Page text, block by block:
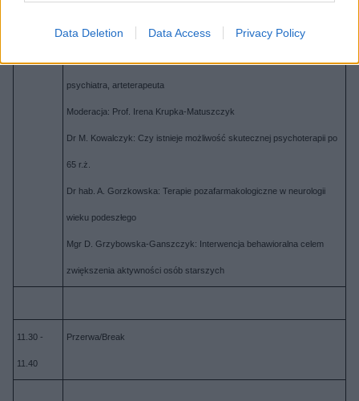
Data Deletion Data Access Privacy Policy
Sala/Room 1: Panel dyskusyjny: terapie pozafarmakologiczne w wieku
podeszłym
psychiatra, arteterapeuta
Moderacja: Prof. Irena Krupka-Matuszczyk
Dr M. Kowalczyk: Czy istnieje możliwość skutecznej psychoterapii po
65 r.ż.
Dr hab. A. Gorzkowska: Terapie pozafarmakologiczne w neurologii
wieku podeszłego
Mgr D. Grzybowska-Ganszczyk: Interwencja behawioralna celem
zwiększenia aktywności osób starszych
11.30 -
11.40
Przerwa/Break